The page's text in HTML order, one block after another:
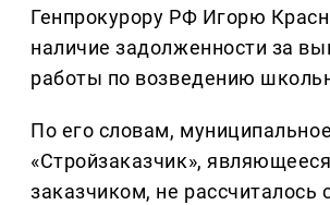
Генпрокурору РФ Игорю
наличие задолженности за
работы по возведению
По его словам,
«Стройзаказчик», являющееся
заказчиком, не рассчиталось